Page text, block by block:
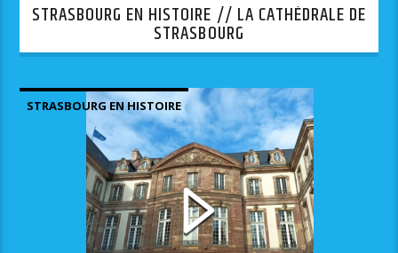
STRASBOURG EN HISTOIRE // LA CATHÉDRALE DE
STRASBOURG
STRASBOURG EN HISTOIRE